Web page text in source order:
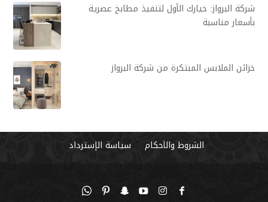
شركة البرواز: خيارك الأول لتنفيذ مطابخ عصرية
بأسعار مناسبة
خزائن الملابس المبتكرة من شركة البرواز
الشروط والأحكام سياسة الإسترداد